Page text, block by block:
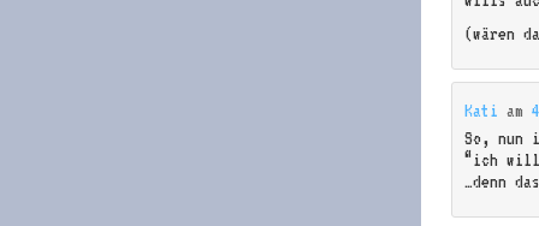
(wären
Kati am
So, nun
“ich will
…denn